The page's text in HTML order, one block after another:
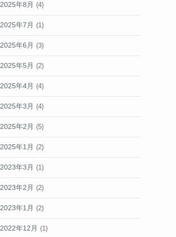
2025年8月 (4)
2025年7月 (1)
2025年6月 (3)
2025年5月 (2)
2025年4月 (4)
2025年3月 (4)
2025年2月 (5)
2025年1月 (2)
2023年3月 (1)
2023年2月 (2)
2023年1月 (2)
2022年12月 (1)